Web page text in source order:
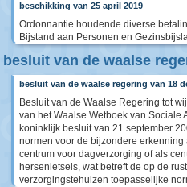
beschikking van 25 april 2019
Ordonnantie houdende diverse
Bijstand aan Personen en
besluit van de waalse
besluit van de waalse regering van 18
Besluit van de Waalse Regering tot
van het Waalse Wetboek van Sociale
koninklijk besluit van 21 september
normen voor de bijzondere
centrum voor dagverzorging of als
hersenletsels, wat betreft de op de
verzorgingstehuizen toepasselijke